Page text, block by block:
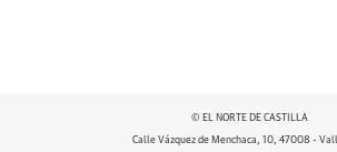
© EL NORTE DE CASTILLA
Calle Vázquez de Menchaca, 10, 47008 -